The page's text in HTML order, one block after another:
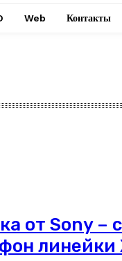
Web Контакты
от Sony –
линейки